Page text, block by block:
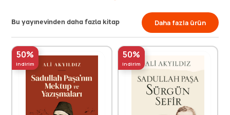
Bu yayınevinden daha fazla kitap Daha fazla ürün
50%
indirim
50%
indirim